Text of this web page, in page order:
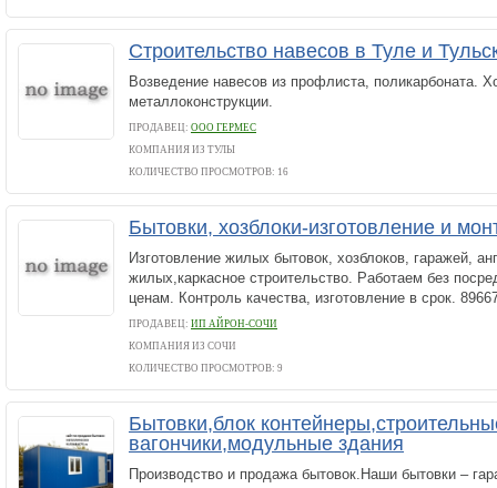
Строительство навесов в Туле и
Возведение навесов из профлиста, поликарбоната.
металлоконструкции.
ПРОДАВЕЦ: ООО ГЕРМЕС
КОМПАНИЯ ИЗ ТУЛЫ
КОЛИЧЕСТВО ПРОСМОТРОВ: 16
Бытовки, хозблоки-изготовление и
Изготовление жилых бытовок, хозблоков, гаражей,
жилых,каркасное строительство. Работаем без
ценам. Контроль качества, изготовление в срок.
ПРОДАВЕЦ: ИП АЙРОН-СОЧИ
КОМПАНИЯ ИЗ СОЧИ
КОЛИЧЕСТВО ПРОСМОТРОВ: 9
Бытовки,блок
вагончики,модульные здания
Производство и продажа бытовок.Наши бытовки –